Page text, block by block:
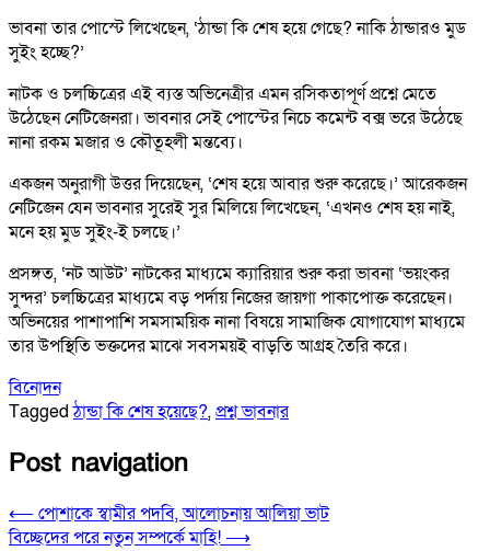
ভাবনা তার পোস্টে লিখেছেন, ‘ঠান্ডা কি শেষ হয়ে গেছে? নাকি ঠান্ডারও মুড
সুইং হচ্ছে?’
নাটক ও চলচ্চিত্রের এই ব্যস্ত অভিনেত্রীর এমন রসিকতাপূর্ণ প্রশ্নে মেতে
উঠেছেন নেটিজেনরা। ভাবনার সেই পোস্টের নিচে কমেন্ট বক্স ভরে উঠেছে
নানা রকম মজার ও কৌতূহলী মন্তব্যে।
একজন অনুরাগী উত্তর দিয়েছেন, ‘শেষ হয়ে আবার শুরু করেছে।’ আরেকজন
নেটিজেন যেন ভাবনার সুরেই সুর মিলিয়ে লিখেছেন, ‘এখনও শেষ হয় নাই,
মনে হয় মুড সুইং-ই চলছে।’
প্রসঙ্গত, ‘নট আউট’ নাটকের মাধ্যমে ক্যারিয়ার শুরু করা ভাবনা ‘ভয়ংকর
সুন্দর’ চলচ্চিত্রের মাধ্যমে বড় পর্দায় নিজের জায়গা পাকাপোক্ত করেছেন।
অভিনয়ের পাশাপাশি সমসাময়িক নানা বিষয়ে সামাজিক যোগাযোগ মাধ্যমে
তার উপস্থিতি ভক্তদের মাঝে সবসময়ই বাড়তি আগ্রহ তৈরি করে।
বিনোদন
Taggedঠান্ডা কি শেষ হয়েছে?,প্রশ্ন ভাবনার
Post navigation
⟵ পোশাকে স্বামীর পদবি, আলোচনায় আলিয়া ভাট
বিচ্ছেদের পরে নতুন সম্পর্কে মাহি! ⟶